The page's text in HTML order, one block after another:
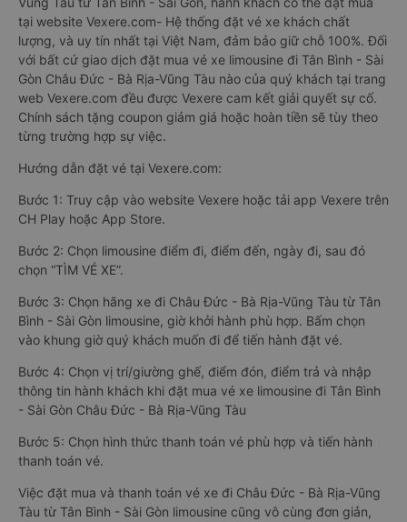
tại website Vexere.com- Hệ thống đặt vé xe khách chất
lượng, và uy tín nhất tại Việt Nam, đảm bảo giữ chỗ 100%. Đối
với bất cứ giao dịch đặt mua vé xe limousine đi Tân Bình - Sài
Gòn Châu Đức - Bà Rịa-Vũng Tàu nào của quý khách tại trang
web Vexere.com đều được Vexere cam kết giải quyết sự cố.
Chính sách tặng coupon giảm giá hoặc hoàn tiền sẽ tùy theo
từng trường hợp sự việc.
Hướng dẫn đặt vé tại Vexere.com:
Bước 1: Truy cập vào website Vexere hoặc tải app Vexere trên
CH Play hoặc App Store.
Bước 2: Chọn limousine điểm đi, điểm đến, ngày đi, sau đó
chọn “TÌM VÉ XE”.
Bước 3: Chọn hãng xe đi Châu Đức - Bà Rịa-Vũng Tàu từ Tân
Bình - Sài Gòn limousine, giờ khởi hành phù hợp. Bấm chọn
vào khung giờ quý khách muốn đi để tiến hành đặt vé.
Bước 4: Chọn vị trí/giường ghế, điểm đón, điểm trả và nhập
thông tin hành khách khi đặt mua vé xe limousine đi Tân Bình
- Sài Gòn Châu Đức - Bà Rịa-Vũng Tàu
Bước 5: Chọn hình thức thanh toán vé phù hợp và tiến hành
thanh toán vé.
Việc đặt mua và thanh toán vé xe đi Châu Đức - Bà Rịa-Vũng
Tàu từ Tân Bình - Sài Gòn limousine cũng vô cùng đơn giản,